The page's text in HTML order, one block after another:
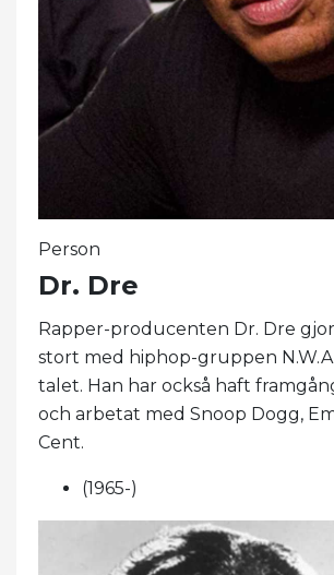
Person
Dr. Dre
Rapper-producenten Dr. Dre
stort med hiphop-gruppen
talet. Han har också haft
och arbetat med Snoop Dogg,
Cent.
(1965-)